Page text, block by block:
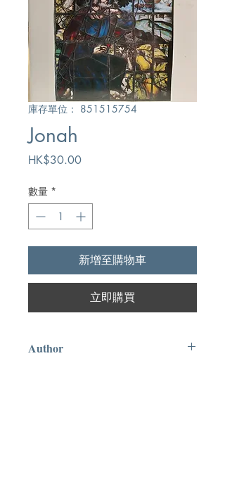
庫存單位： 851515754
Jonah
HK$30.00價
數量 *
新增至購物車
立即購買
Author